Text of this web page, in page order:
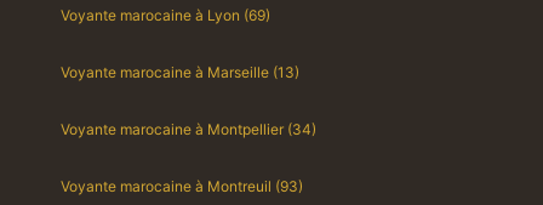
Voyante marocaine à Lyon (69)
Voyante marocaine à Marseille (13)
Voyante marocaine à Montpellier (34)
Voyante marocaine à Montreuil (93)